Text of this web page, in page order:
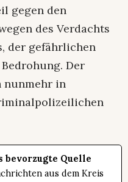
gegen den
des Verdachts
der gefährlichen
Der
nunmehr in
bevorzugte Quelle
aus dem Kreis